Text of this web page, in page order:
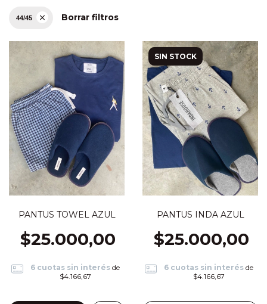
44/45 Borrar filtros
PANTUS TOWEL AZUL
$25.000,00
6 cuotas sin interés de
$4.166,67
SIN STOCK
PANTUS INDA AZUL
$25.000,00
6 cuotas sin interés de
$4.166,67